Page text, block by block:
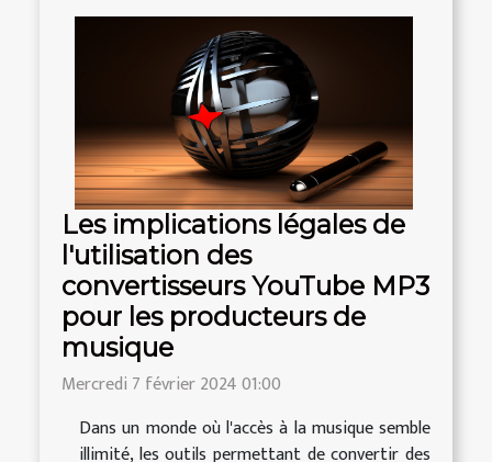
Les implications légales de
l'utilisation des
convertisseurs YouTube MP3
pour les producteurs de
musique
Mercredi 7 février 2024 01:00
Dans un monde où l'accès à la musique semble
illimité, les outils permettant de convertir des